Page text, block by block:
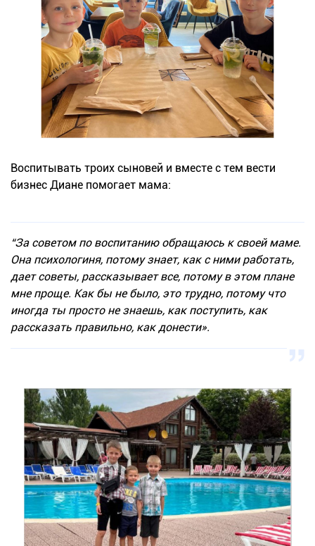
Воспитывать троих сыновей и вместе с тем вести
бизнес Диане помогает мама:
“За советом по воспитанию обращаюсь к своей маме.
Она психологиня, потому знает, как с ними работать,
дает советы, рассказывает все, потому в этом плане
мне проще. Как бы не было, это трудно, потому что
иногда ты просто не знаешь, как поступить, как
рассказать правильно, как донести».